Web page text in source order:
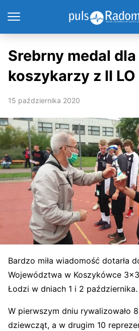
Srebrny medal dla
koszykarzy z II LO
15 października 2020
Bardzo miła wiadomość dotarła
Województwa w Koszykówce
Łodzi w dniach 1 i 2 października.
W pierwszym dniu rywalizowało
dziewcząt, a w drugim 10